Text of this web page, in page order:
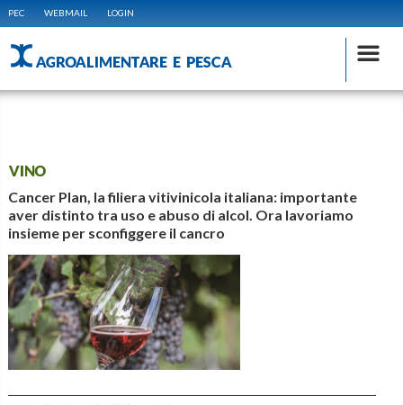
PEC WEBMAIL LOGIN
AGROALIMENTARE E PESCA
VINO
Cancer Plan, la filiera vitivinicola italiana: importante
aver distinto tra uso e abuso di alcol. Ora lavoriamo
insieme per sconfiggere il cancro